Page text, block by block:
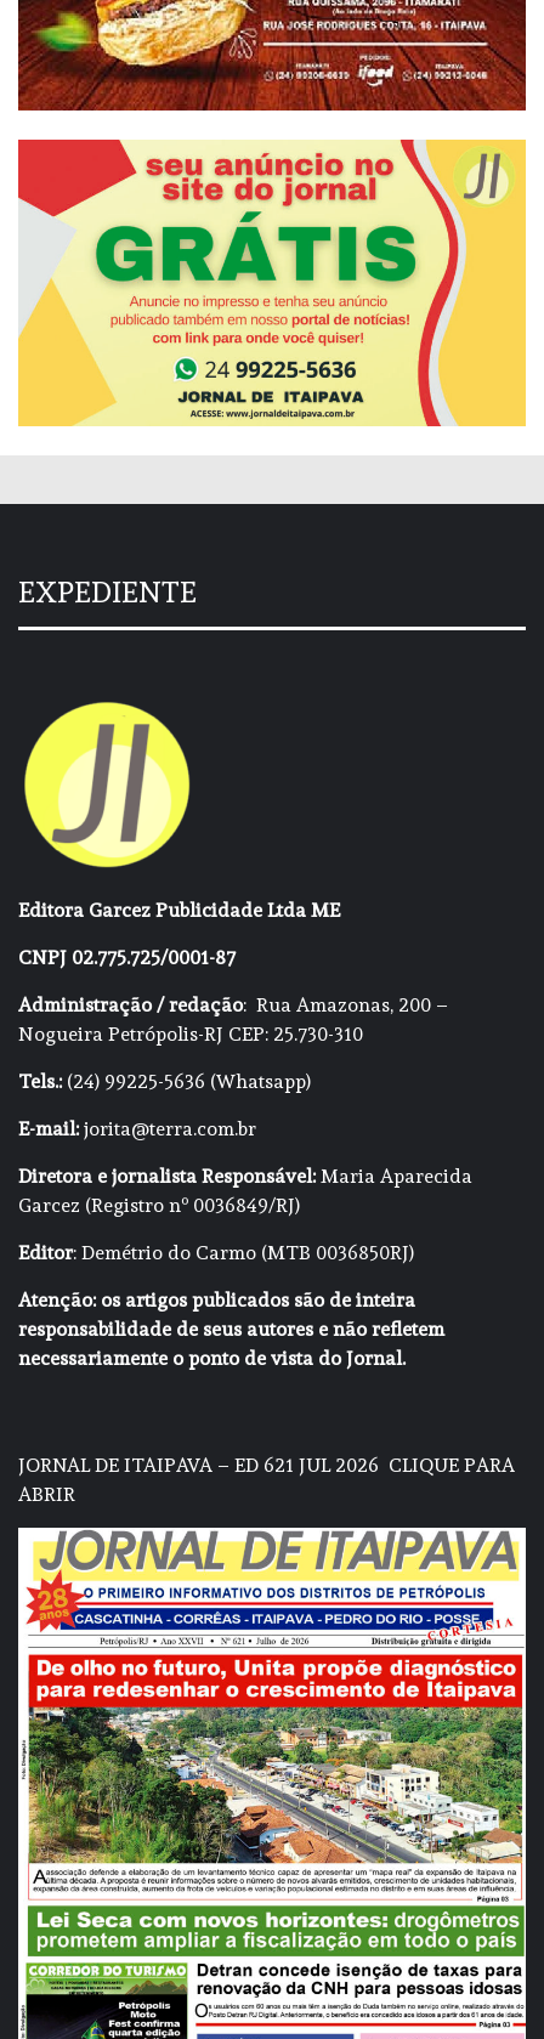
EXPEDIENTE
Editora Garcez Publicidade Ltda ME
CNPJ 02.775.725/0001-87
Administração / redação: Rua Amazonas, 200 –
Nogueira Petrópolis-RJ CEP: 25.730-310
Tels.:(24) 99225-5636 (Whatsapp)
E-mail:jorita@terra.com.br
Diretora e jornalista Responsável:Maria Aparecida
Garcez (Registro nº 0036849/RJ)
Editor: Demétrio do Carmo (MTB 0036850RJ)
Atenção: os artigos publicados são de inteira
responsabilidade de seus autores e não refletem
necessariamente o ponto de vista do Jornal.
JORNAL DE ITAIPAVA – ED 621 JUL 2026 CLIQUE PARA
ABRIR